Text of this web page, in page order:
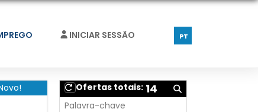
INICIAR SESSÃO PT
Ofertas totais: 14
Palavra-chave